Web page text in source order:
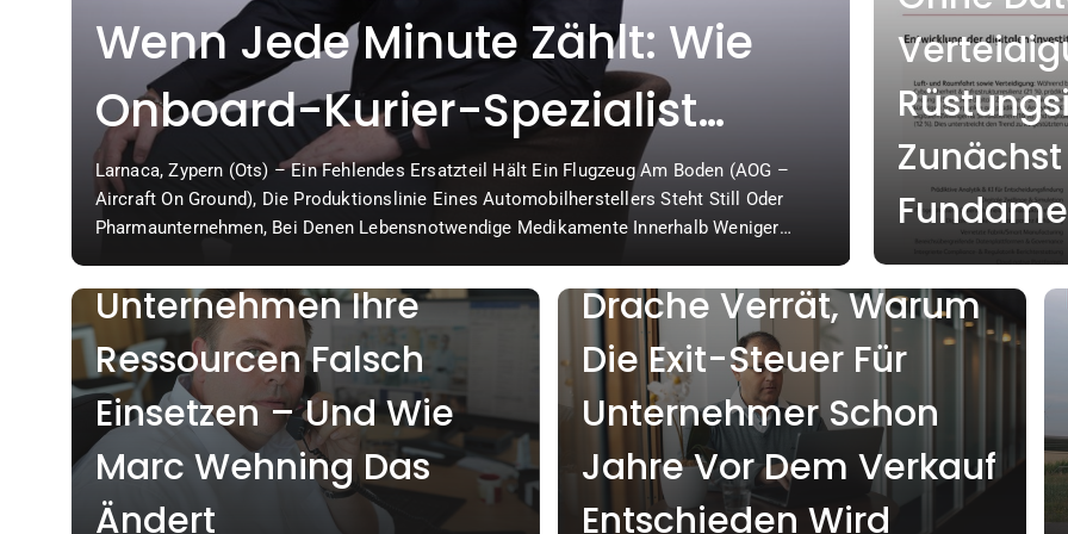
Wenn Jede Minute Zählt: Wie
Onboard-Kurier-Spezialist
OBC ONE Die Internationale
Notfalllogistik Neu Denkt
Larnaca, Zypern (ots) – Ein Fehlendes Ersatzteil Hält Ein Flugzeug Am Boden (AOG –
Aircraft On Ground), Die Produktionslinie Eines Automobilherstellers Steht Still Oder
Pharmaunternehmen, Bei Denen Lebensnotwendige Medikamente Innerhalb Weniger
Euro Pro Stunde Kosten. In Diesen Momenten Zählt Nicht Nur Geschwindigkeit, Sondern…
Für
Traunstein/Berlin
Batteriespeicher Zu
Energien Verändert
Solar- Und
Bedeutung. Vor
PPA Für Die
Tanja Schiller 6.
HANDEL & WIRTSCHAFT
Zu Viel Arbeit, Zu Wenig
Zeit: Warum Kleine
Unternehmen Ihre
Ressourcen Falsch
Einsetzen – Und Wie
Marc Wehning Das
Ändert
HANDEL & WIRTSCHAFT
Wer Zu Spät Plant,
Zahlt Zu Viel: Sascha
Drache Verrät, Warum
Die Exit-Steuer Für
Unternehmer Schon
Jahre Vor Dem Verkauf
Entschieden Wird